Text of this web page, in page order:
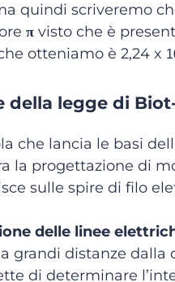
quindi scriveremo
π visto che è
otteniamo è 2,24 x
della legge di
che lancia le basi
la progettazione di
sulle spire di filo
delle linee
grandi distanze dalla
di determinare